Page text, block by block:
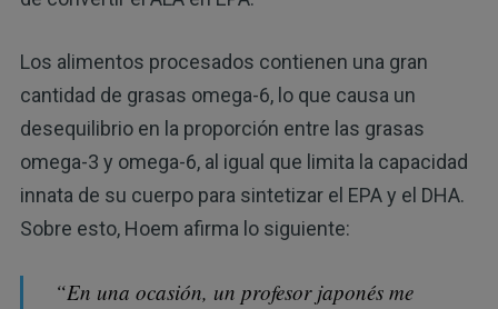
Los alimentos procesados contienen una gran
cantidad de grasas omega-6, lo que causa un
desequilibrio en la proporción entre las grasas
omega-3 y omega-6, al igual que limita la capacidad
innata de su cuerpo para sintetizar el EPA y el DHA.
Sobre esto, Hoem afirma lo siguiente:
“En una ocasión, un profesor japonés me